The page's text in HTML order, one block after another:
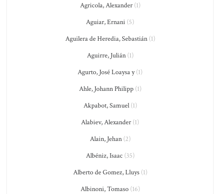
Agricola, Alexander(1)
Aguiar, Ernani (5)
Aguilera de Heredia, Sebastián(1)
Aguirre, Julián(1)
Agurto, José Loaysa y(1)
Ahle, Johann Philipp(1)
Akpabot, Samuel(1)
Alabiev, Alexander (1)
Alain, Jehan(2)
Albéniz, Isaac (35)
Alberto de Gomez, Lluys(1)
Albinoni, Tomaso(16)